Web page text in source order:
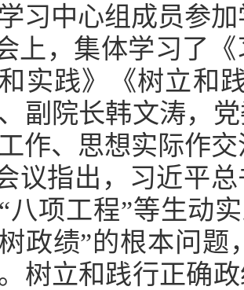
习中心组成员参
上，集体学习了
实践》《树立和
副院长韩文涛，
作、思想实际作
议指出，习近平
八项工程”等生动
政绩”的根本问题
树立和践行正确